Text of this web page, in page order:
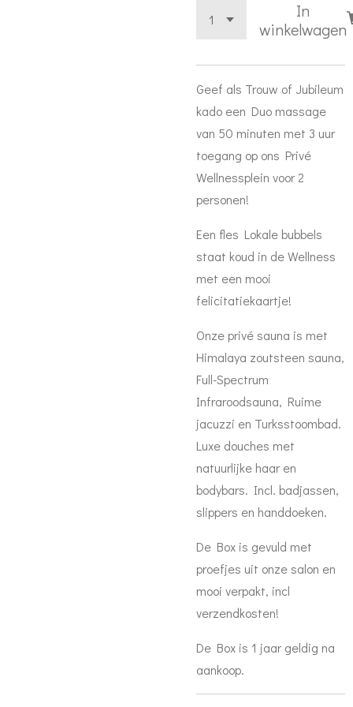
In
winkelwagen
Geef als Trouw of Jubileum
kado een Duo massage
van 50 minuten met 3 uur
toegang op ons Privé
Wellnessplein voor 2
personen!
Een fles Lokale bubbels
staat koud in de Wellness
met een mooi
felicitatiekaartje!
Onze privé sauna is met
Himalaya zoutsteen sauna,
Full-Spectrum
Infraroodsauna, Ruime
jacuzzi en Turksstoombad.
Luxe douches met
natuurlijke haar en
bodybars. Incl. badjassen,
slippers en handdoeken.
De Box is gevuld met
proefjes uit onze salon en
mooi verpakt, incl
verzendkosten!
De Box is 1 jaar geldig na
aankoop.